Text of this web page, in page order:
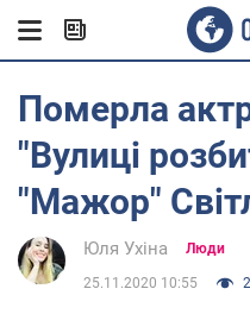
Померла
"Вулиці
"Мажор"
Юля Ухіна Люди
25.11.2020 10:55